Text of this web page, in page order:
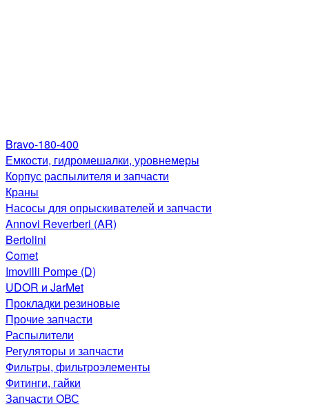
Bravo-180-400
Емкости, гидромешалки, уровнемеры
Корпус распылителя и запчасти
Краны
Насосы для опрыскивателей и запчасти
Annovi Reverberi (AR)
Bertolini
Comet
Imovilli Pompe (D)
UDOR и JarMet
Прокладки резиновые
Прочие запчасти
Распылители
Регуляторы и запчасти
Фильтры, фильтроэлементы
Фитинги, гайки
Запчасти ОВС